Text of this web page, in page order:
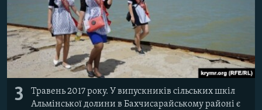
3
Травень 2017 року. У випускників сільських шкіл
Альмінської долини в Бахчисарайському районі є